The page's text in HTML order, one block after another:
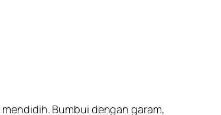
Bumbui dengan garam,